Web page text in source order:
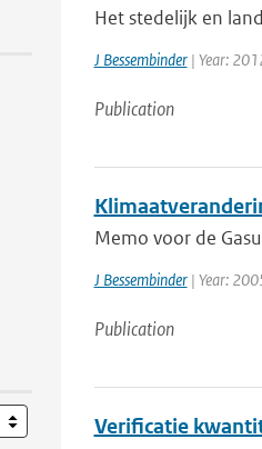
Het stedelijk en
J Bessembinder| Year:
Publication
Memo voor de
J Bessembinder| Year:
Publication
Verificatie